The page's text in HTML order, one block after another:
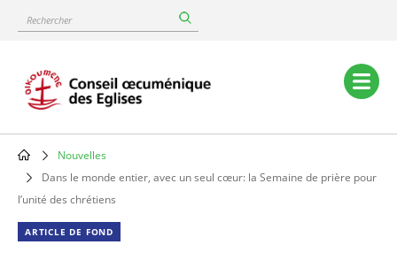
content
Rechercher
Main
navigation
Breadcrumb
Nouvelles
Dans le monde entier, avec un seul cœur: la Semaine de prière pour
l’unité des chrétiens
ARTICLE DE FOND